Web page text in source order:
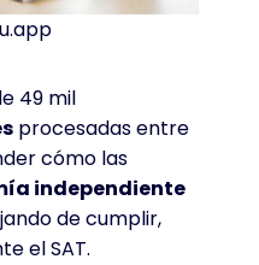
49 mil
procesadas entre
cómo las
independiente
de cumplir,
el SAT.